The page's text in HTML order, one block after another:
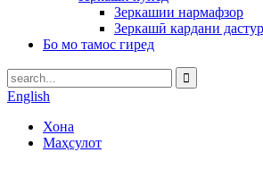
Зеркашии нармафзор
Зеркашӣ кардани
Бо мо тамос гиред
English
Хона
Маҳсулот